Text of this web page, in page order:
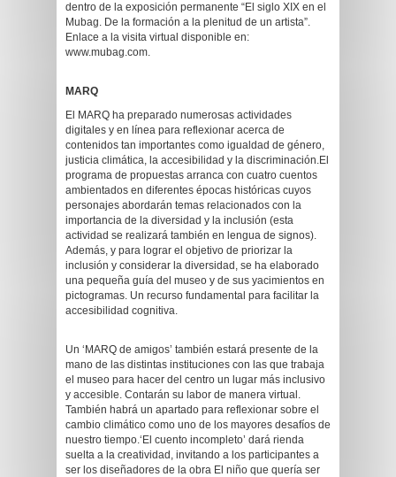
dentro de la exposición permanente “El siglo XIX en el
Mubag. De la formación a la plenitud de un artista”.
Enlace a la visita virtual disponible en:
www.mubag.com.
MARQ
El MARQ ha preparado numerosas actividades
digitales y en línea para reflexionar acerca de
contenidos tan importantes como igualdad de género,
justicia climática, la accesibilidad y la discriminación.El
programa de propuestas arranca con cuatro cuentos
ambientados en diferentes épocas históricas cuyos
personajes abordarán temas relacionados con la
importancia de la diversidad y la inclusión (esta
actividad se realizará también en lengua de signos).
Además, y para lograr el objetivo de priorizar la
inclusión y considerar la diversidad, se ha elaborado
una pequeña guía del museo y de sus yacimientos en
pictogramas. Un recurso fundamental para facilitar la
accesibilidad cognitiva.
Un ‘MARQ de amigos’ también estará presente de la
mano de las distintas instituciones con las que trabaja
el museo para hacer del centro un lugar más inclusivo
y accesible. Contarán su labor de manera virtual.
También habrá un apartado para reflexionar sobre el
cambio climático como uno de los mayores desafíos de
nuestro tiempo.‘El cuento incompleto’ dará rienda
suelta a la creatividad, invitando a los participantes a
ser los diseñadores de la obra El niño que quería ser